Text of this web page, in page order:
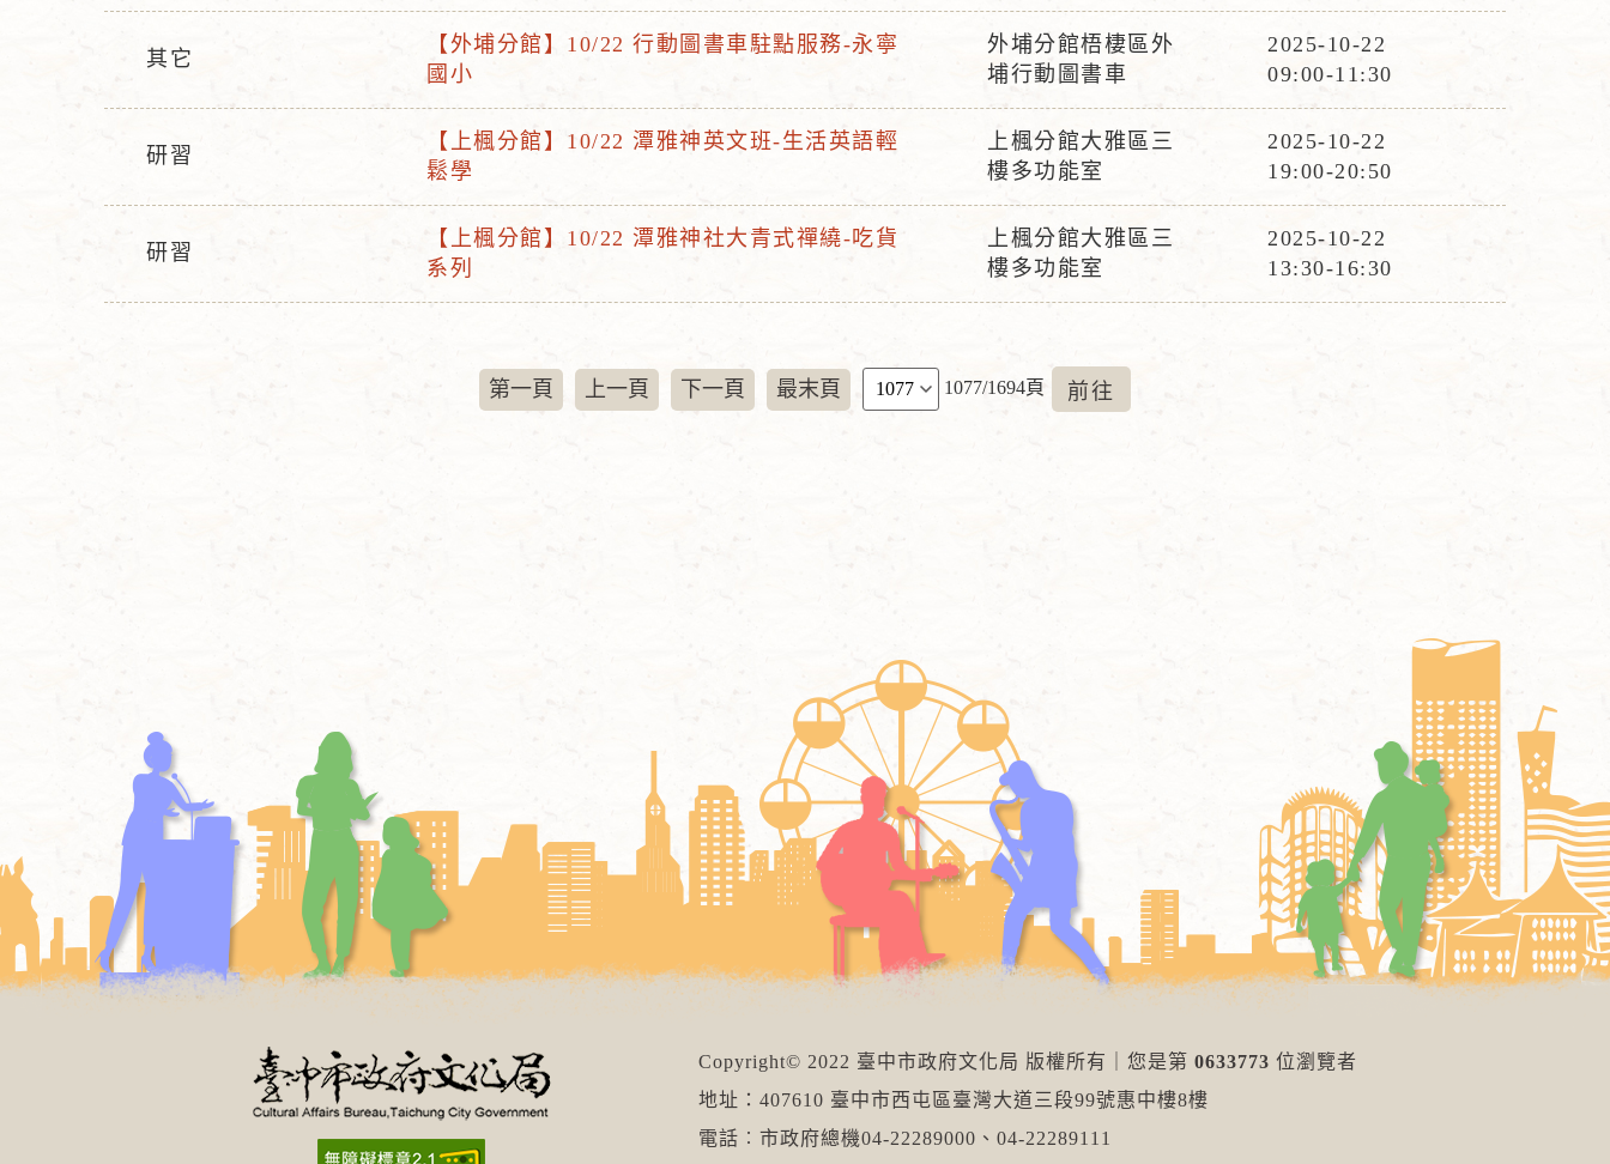
動
型
名
稱
地
點
時
間
動
型
其它
活
名
稱
【外埔分館】10/22 行動圖書車駐點服務-永寧
國小
活
地
點
外埔分館梧棲區外
埔行動圖書車
活
時
間
2025-10-22
09:00-11:30
動
型
研習
活
名
稱
【上楓分館】10/22 潭雅神英文班-生活英語輕
鬆學
活
地
點
上楓分館大雅區三
樓多功能室
活
時
間
2025-10-22
19:00-20:50
動
研習
活
【上楓分館】10/22 潭雅神社大青式禪繞-吃貨
系列
活
上楓分館大雅區三
樓多功能室
活
2025-10-22
13:30-16:30
第一頁 上一頁 下一頁 最末頁 頁
1077/1694頁
往
Copyright© 2022 臺中市政府文化局 版權所有 ｜您是第 0633773 位瀏覽者
地址：407610 臺中市西屯區臺灣大道三段99號惠中樓8樓
電話︰市政府總機04-22289000、04-22289111